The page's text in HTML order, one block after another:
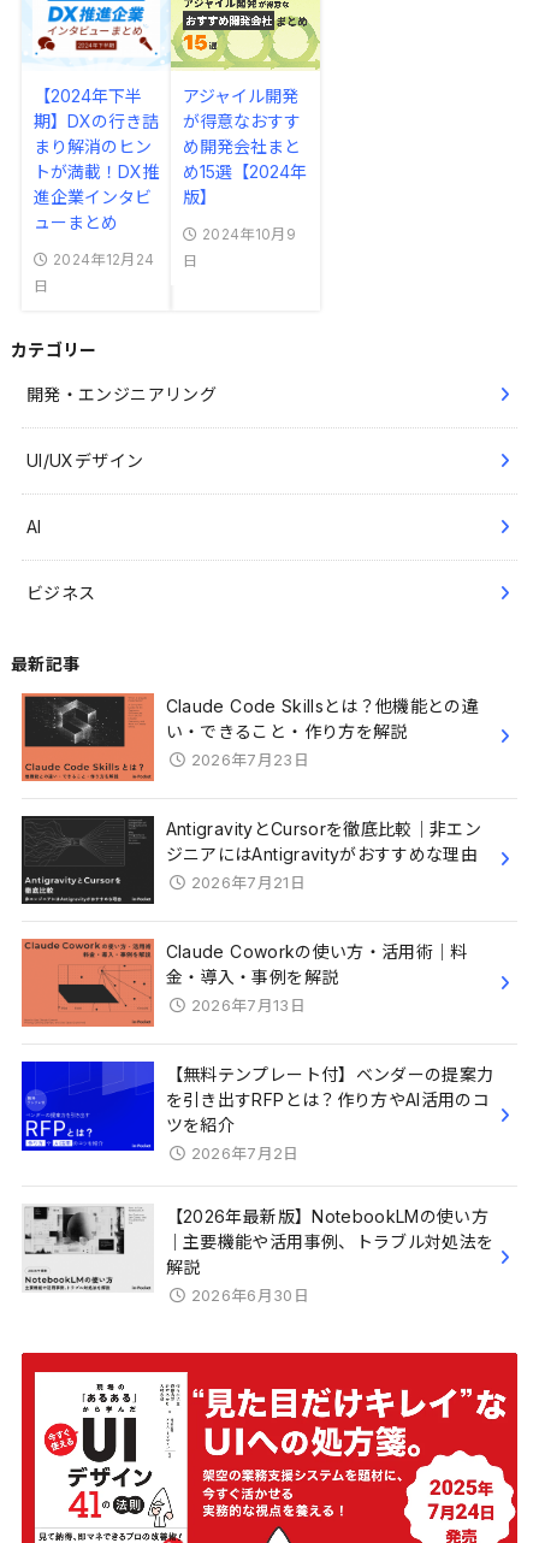
【2024年下半
期】DXの行き詰
まり解消のヒン
トが満載！DX推
進企業インタビ
ューまとめ
2024年12月24
日
アジャイル開発
が得意なおすす
め開発会社まと
め15選【2024年
版】
2024年10月9
日
カテゴリー
開発・エンジニアリング
UI/UXデザイン
AI
ビジネス
最新記事
Claude Code Skillsとは？他機能との違
い・できること・作り方を解説
2026年7月23日
AntigravityとCursorを徹底比較｜非エン
ジニアにはAntigravityがおすすめな理由
2026年7月21日
Claude Coworkの使い方・活用術｜料
金・導入・事例を解説
2026年7月13日
【無料テンプレート付】ベンダーの提案力
を引き出すRFPとは？作り方やAI活用のコ
ツを紹介
2026年7月2日
【2026年最新版】NotebookLMの使い方
｜主要機能や活用事例、トラブル対処法を
解説
2026年6月30日